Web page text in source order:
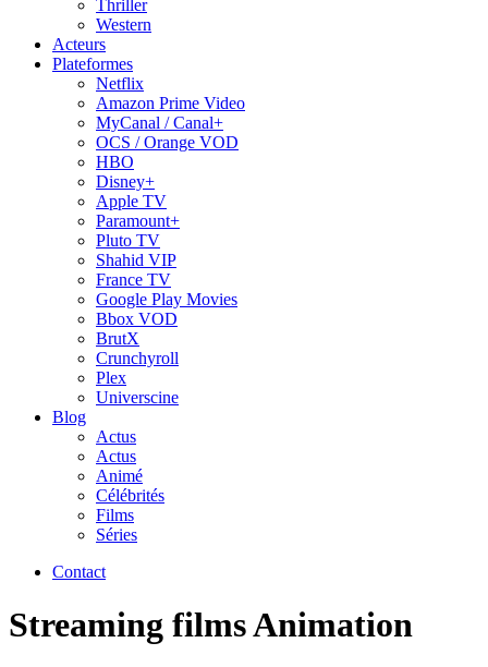
Thriller
Western
Acteurs
Plateformes
Netflix
Amazon Prime Video
MyCanal / Canal+
OCS / Orange VOD
HBO
Disney+
Apple TV
Paramount+
Pluto TV
Shahid VIP
France TV
Google Play Movies
Bbox VOD
BrutX
Crunchyroll
Plex
Universcine
Blog
Actus
Actus
Animé
Célébrités
Films
Séries
Contact
Streaming films Animation